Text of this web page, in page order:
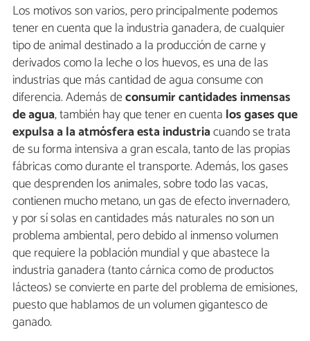
Los motivos son varios, pero principalmente podemos
tener en cuenta que la industria ganadera, de cualquier
tipo de animal destinado a la producción de carne y
derivados como la leche o los huevos, es una de las
industrias que más cantidad de agua consume con
diferencia. Además deconsumir cantidades inmensas
de agua, también hay que tener en cuenta los gases que
expulsa a la atmósfera esta industriacuando se trata
de su forma intensiva a gran escala, tanto de las propias
fábricas como durante el transporte. Además, los gases
que desprenden los animales, sobre todo las vacas,
contienen mucho metano, un gas de efecto invernadero,
y por sí solas en cantidades más naturales no son un
problema ambiental, pero debido al inmenso volumen
que requiere la población mundial y que abastece la
industria ganadera (tanto cárnica como de productos
lácteos) se convierte en parte del problema de emisiones,
puesto que hablamos de un volumen gigantesco de
ganado.